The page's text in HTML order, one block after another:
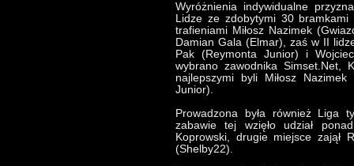
Wyróżnienia indywidualne
Lidze ze zdobytymi 30
trafieniami Miłosz Nazimek
Damian Gala (Elmar), zaś w II
Pak (Reymonta Junior) i
wybrano zawodnika Simset.Net,
najlepszymi byli Miłosz
Junior).
Prowadzona była również Liga
zabawie tej wzięło udział
Koprowski, drugie miejsce zajął
(Shelby22).